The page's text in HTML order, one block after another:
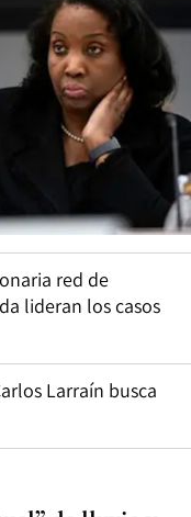
red de
lideran los casos
Larraín busca